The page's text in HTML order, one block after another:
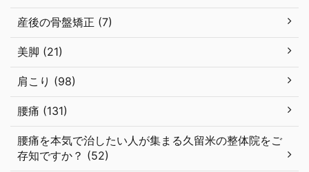
産後の骨盤矯正 (7)
美脚 (21)
肩こり (98)
腰痛 (131)
腰痛を本気で治したい人が集まる久留米の整体院をご
存知ですか？ (52)